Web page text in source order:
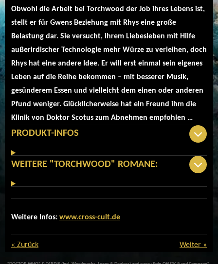
Obwohl die Arbeit bei Torchwood der Job ihres Lebens ist,
stellt er für Gwens Beziehung mit Rhys eine große
Belastung dar. Sie versucht, ihrem Liebesleben mit Hilfe
außerirdischer Technologie mehr Würze zu verleihen, doch
Rhys hat eine andere Idee. Er will erst einmal sein eigenes
Leben auf die Reihe bekommen – mit besserer Musik,
gesünderem Essen und vielleicht dem einen oder anderen
Pfund weniger. Glücklicherweise hat ein Freund ihm die
Klinik von Doktor Scotus zum Abnehmen empfohlen …
PRODUKT-INFOS
WEITERE "TORCHWOOD" ROMANE:
Weitere Infos: www.cross-cult.de
« Zurück Weiter »